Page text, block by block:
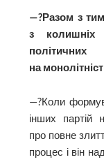
—?Разом з
з колишніх
на
—?Коли
інших партій
про повне
процес і він